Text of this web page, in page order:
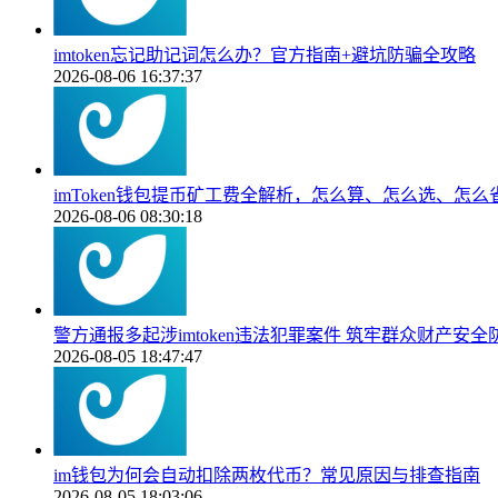
imtoken忘记助记词怎么办？官方指南+避坑防骗全攻略
2026-08-06 16:37:37
imToken钱包提币矿工费全解析，怎么算、怎么选、怎么
2026-08-06 08:30:18
警方通报多起涉imtoken违法犯罪案件 筑牢群众财产安全
2026-08-05 18:47:47
im钱包为何会自动扣除两枚代币？常见原因与排查指南